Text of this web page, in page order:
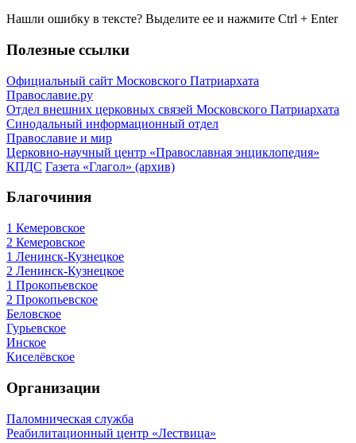
Нашли ошибку в тексте? Выделите ее и нажмите Ctrl + Enter
Полезные ссылки
Официальный сайт Московского Патриархата
Православие.ру
Отдел внешних церковных связей Московского Патриархата
Синодальный информационный отдел
Православие и мир
Церковно-научный центр «Православная энциклопедия»
КПДС Газета «Глагол» (архив)
Благочиния
1 Кемеровское
2 Кемеровское
1 Ленинск-Кузнецкое
2 Ленинск-Кузнецкое
1 Прокопьевское
2 Прокопьевское
Беловское
Гурьевское
Инское
Киселёвское
Организации
Паломническая служба
Реабилитационный центр «Лествица»